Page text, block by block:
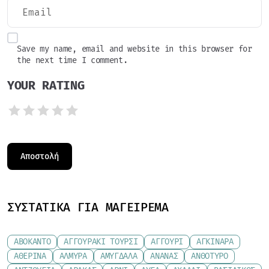
Save my name, email and website in this browser for
the next time I comment.
YOUR RATING
ΣΥΣΤΑΤΙΚΆ ΓΙΑ ΜΑΓΕΊΡΕΜΑ
ΑΒΟΚΆΝΤΟ ΑΓΓΟΥΡΆΚΙ ΤΟΥΡΣΊ ΑΓΓΟΎΡΙ
ΑΓΚΙΝΆΡΑ
ΑΘΕΡΊΝΑ
ΑΛΜΎΡΑ ΑΜΎΓΔΑΛΑ ΑΝΑΝΆΣ
ΑΝΘΌΤΥΡΟ